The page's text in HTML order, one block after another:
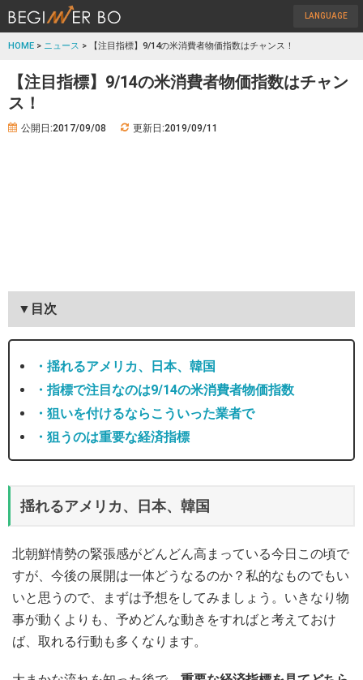
LANGUAGE
HOME > ニュース > 【注目指標】9/14の米消費者物価指数はチャンス！
【注目指標】9/14の米消費者物価指数はチャン
ス！
公開日:2017/09/08 更新日:2019/09/11
▼目次
・揺れるアメリカ、日本、韓国
・指標で注目なのは9/14の米消費者物価指数
・狙いを付けるならこういった業者で
・狙うのは重要な経済指標
揺れるアメリカ、日本、韓国
北朝鮮情勢の緊張感がどんどん高まっている今日この頃で
すが、今後の展開は一体どうなるのか？私的なものでもい
いと思うので、まずは予想をしてみましょう。いきなり物
事が動くよりも、予めどんな動きをすればと考えておけ
ば、取れる行動も多くなります。